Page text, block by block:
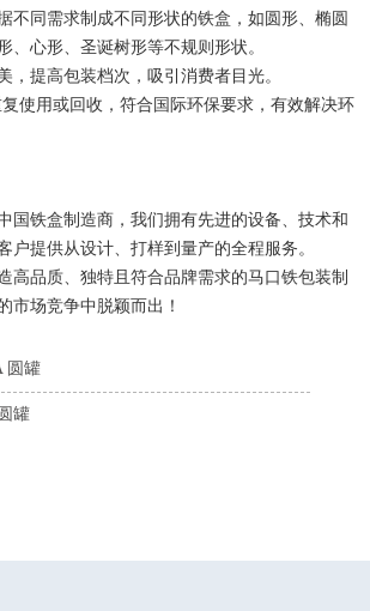
不同需求制成不同形状的铁盒，如圆形、椭圆
、心形、圣诞树形等不规则形状。
提高包装档次，吸引消费者目光。
使用或回收，符合国际环保要求，有效解决环
国铁盒制造商，我们拥有先进的设备、技术和
户提供从设计、打样到量产的全程服务。
高品质、独特且符合品牌需求的马口铁包装制
市场竞争中脱颖而出！
圆罐
罐